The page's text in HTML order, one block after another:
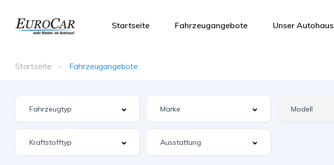
Startseite Fahrzeugangebote Unser Autohaus
Startseite Fahrzeugangebote